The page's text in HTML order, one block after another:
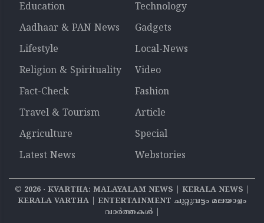
Education
Technology
Aadhaar & PAN News
Gadgets
Lifestyle
Local-News
Religion & Spirituality
Video
Fact-Check
Fashion
Travel & Tourism
Article
Agriculture
Special
Latest News
Webstories
© 2026‧ KVARTHA: MALAYALAM NEWS | KERALA NEWS |
KERALA VARTHA | ENTERTAINMENT ചുറ്റുവട്ടം മലയാളം
വാര്‍ത്തകൾ |